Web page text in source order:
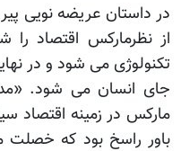
در داستان عریضه نویی
از نظرمارکس اقتصاد
تکنولوژی می شود و در
جای انسان می شود.
مارکس در زمینه اقتصاد
باور راسخ بود که خصلت